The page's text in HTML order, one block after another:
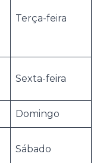
Terça-feira
Sexta-feira
Domingo
Sábado